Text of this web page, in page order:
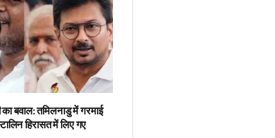
बवाल: तमिलनाडु में गरमाई
हिरासत में लिए गए